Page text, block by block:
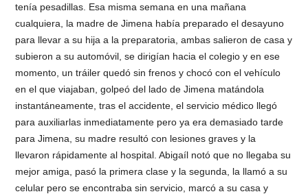
tenía pesadillas. Esa misma semana en una mañana
cualquiera, la madre de Jimena había preparado el desayuno
para llevar a su hija a la preparatoria, ambas salieron de casa y
subieron a su automóvil, se dirigían hacia el colegio y en ese
momento, un tráiler quedó sin frenos y chocó con el vehículo
en el que viajaban, golpeó del lado de Jimena matándola
instantáneamente, tras el accidente, el servicio médico llegó
para auxiliarlas inmediatamente pero ya era demasiado tarde
para Jimena, su madre resultó con lesiones graves y la
llevaron rápidamente al hospital. Abigaíl notó que no llegaba su
mejor amiga, pasó la primera clase y la segunda, la llamó a su
celular pero se encontraba sin servicio, marcó a su casa y